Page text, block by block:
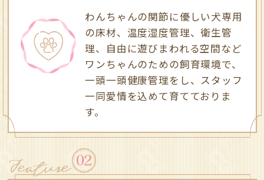
わんちゃんの関節に優しい犬専用
の床材、温度湿度管理、衛生管
理、自由に遊びまわれる空間など
ワンちゃんのための飼育環境で、
一頭一頭健康管理をし、スタッフ
一同愛情を込めて育てておりま
す。